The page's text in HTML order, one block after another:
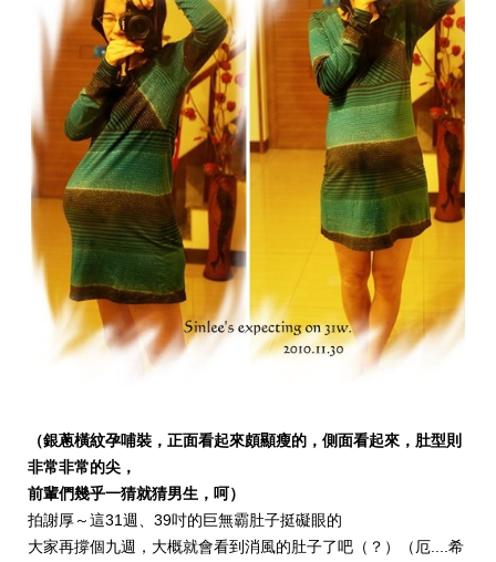
（銀蔥橫紋孕哺裝，正面看起來頗顯瘦的，側面看起來，肚型則
非常非常的尖，
前輩們幾乎一猜就猜男生，呵）
拍謝厚～這31週、39吋的巨無霸肚子挺礙眼的
大家再撐個九週，大概就會看到消風的肚子了吧（？）（厄....希